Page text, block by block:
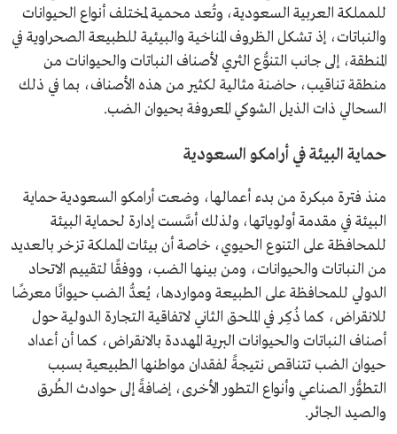
للمملكة العربية السعودية، وتُعد محمية لمختلف أنواع الحيوانات
والنباتات، إذ تشكل الظروف المناخية والبيئية للطبيعة الصحراوية في
المنطقة، إلى جانب التنوُّع الثري لأصناف النباتات والحيوانات من
منطقة تناقيب، حاضنة مثالية لكثير من هذه الأصناف، بما في ذلك
السحالي ذات الذيل الشوكي المعروفة بحيوان الضب.
حماية البيئة في أرامكو السعودية
منذ فترة مبكرة من بدء أعمالها، وضعت أرامكو السعودية حماية
البيئة في مقدمة أولوياتها، ولذلك أسَّست إدارة لحماية البيئة
للمحافظة على التنوع الحيوي، خاصة أن بيئات المملكة تزخر بالعديد
من النباتات والحيوانات، ومن بينها الضب، ووفقًا لتقييم الاتحاد
الدولي للمحافظة على الطبيعة ومواردها، يُعدُّ الضب حيوانًا معرضًا
للانقراض، كما ذُكِر في الملحق الثاني لاتفاقية التجارة الدولية حول
أصناف النباتات والحيوانات البرية المهددة بالانقراض، كما أن أعداد
حيوان الضب تتناقص نتيجةً لفقدان مواطنها الطبيعية بسبب
التطوُّر الصناعي وأنواع التطور الأخرى، إضافةً إلى حوادث الطُرق
والصيد الجائر.